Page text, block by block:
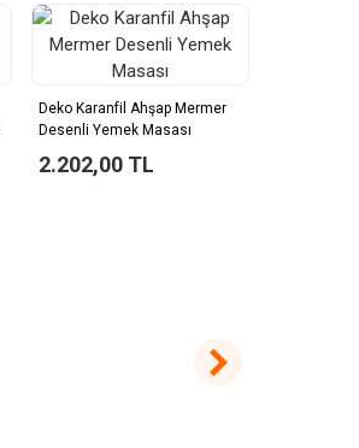
Deko Karanfil Ahşap Mermer
Desenli Yemek Masası
2.202,00 TL